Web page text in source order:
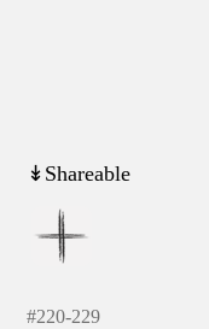
↡Shareable
#220-229